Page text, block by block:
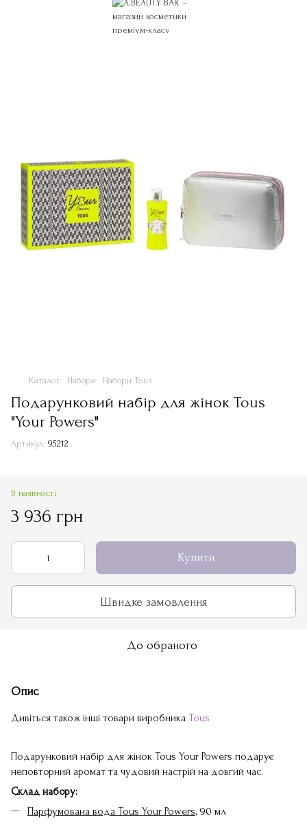
Каталог Набори Набори Tous
Подарунковий набір для жінок Tous
"Your Powers"
Артикул: 95212
В наявності
3 936 грн
Купити
Швидке замовлення
До обраного
Опис
Дивіться також інші товари виробника Tous
Подарунковий набір для жінок Tous Your Powers подарує
неповторний аромат та чудовий настрій на довгий час.
Склад набору:
Парфумована вода Tous Your Powers, 90 мл